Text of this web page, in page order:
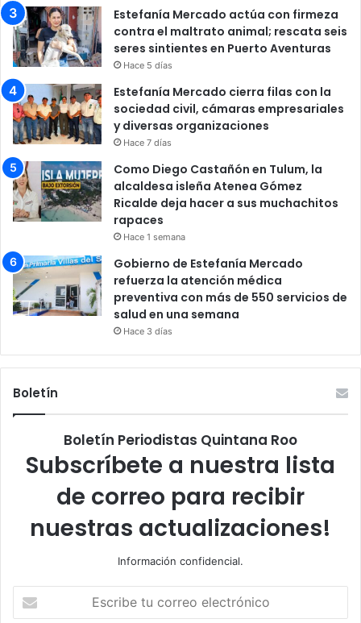
Estefanía Mercado actúa con firmeza
contra el maltrato animal; rescata seis
seres sintientes en Puerto Aventuras
Hace 5 días
Estefanía Mercado cierra filas con la
sociedad civil, cámaras empresariales
y diversas organizaciones
Hace 7 días
Como Diego Castañón en Tulum, la
alcaldesa isleña Atenea Gómez
Ricalde deja hacer a sus muchachitos
rapaces
Hace 1 semana
Gobierno de Estefanía Mercado
refuerza la atención médica
preventiva con más de 550 servicios de
salud en una semana
Hace 3 días
Boletín
Boletín Periodistas Quintana Roo
Subscríbete a nuestra lista
de correo para recibir
nuestras actualizaciones!
Información confidencial.